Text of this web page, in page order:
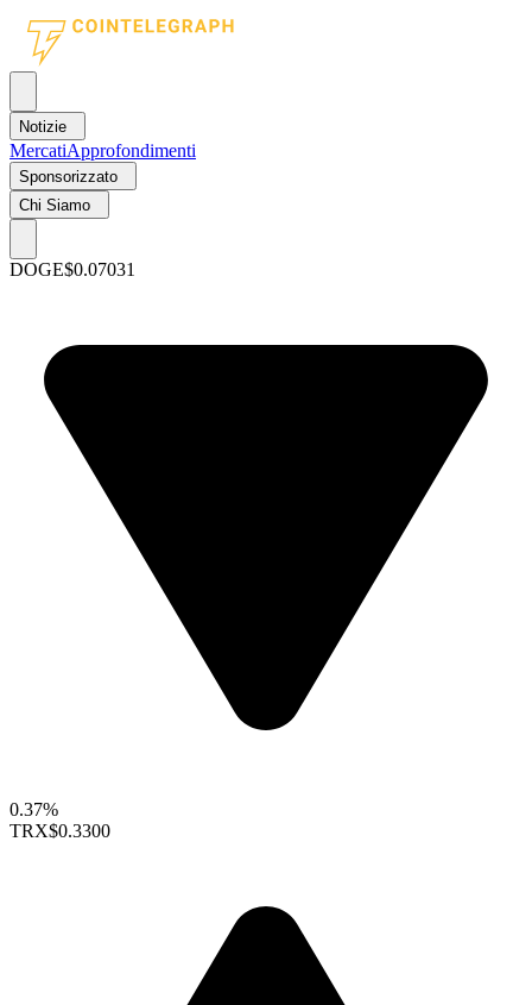
Notizie
MercatiApprofondimenti
Sponsorizzato
Chi Siamo
DOGE$0.07031
0.37%
TRX$0.3300